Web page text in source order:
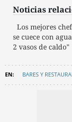
Noticias
Los mejores
se cuece con
2 vasos de caldo"
BARES Y